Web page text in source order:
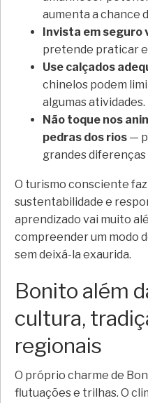
aumenta a chance
Invista em seguro
pretende praticar
Use calçados
chinelos podem
algumas atividades.
Não toque nos
pedras dos rios —
grandes
O turismo consciente
sustentabilidade e
aprendizado vai muito
compreender um modo
sem deixá-la exaurida.
Bonito além
cultura,
regionais
O próprio charme de
flutuações e trilhas. O